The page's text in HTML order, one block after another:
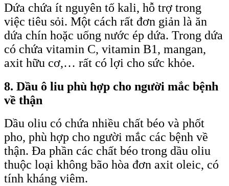
Dứa chứa ít nguyên tố kali, hỗ trợ trong
việc tiêu sỏi. Một cách rất đơn giản là ăn
dứa chín hoặc uống nước ép dứa. Trong dứa
có chứa vitamin C, vitamin B1, mangan,
axit hữu cơ,… rất có lợi cho sức khỏe.
8. Dầu ô liu phù hợp cho người mắc bệnh
về thận
Dầu oliu có chứa nhiều chất béo và phốt
pho, phù hợp cho người mắc các bệnh về
thận. Đa phần các chất béo trong dầu oliu
thuộc loại không bão hòa đơn axit oleic, có
tính kháng viêm.